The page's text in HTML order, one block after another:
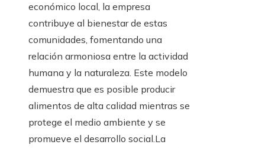
económico local, la empresa
contribuye al bienestar de estas
comunidades, fomentando una
relación armoniosa entre la actividad
humana y la naturaleza. Este modelo
demuestra que es posible producir
alimentos de alta calidad mientras se
protege el medio ambiente y se
promueve el desarrollo social.La